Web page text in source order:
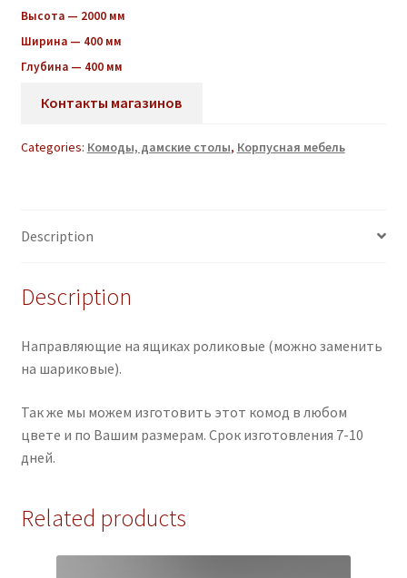
Высота — 2000 мм
Ширина — 400 мм
Глубина — 400 мм
Контакты магазинов
Categories: Комоды, дамские столы, Корпусная мебель
Description
Description
Направляющие на ящиках роликовые (можно заменить
на шариковые).
Так же мы можем изготовить этот комод в любом
цвете и по Вашим размерам. Срок изготовления 7-10
дней.
Related products